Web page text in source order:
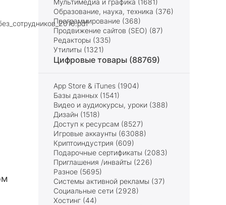
Мультимедиа и графика (1681)
Образование, наука, техника (376)
Программирование (368)
Продвижение сайтов (SEO) (87)
Редакторы (335)
Утилиты (1321)
Цифровые товары (88769)
App Store & iTunes (1904)
Базы данных (1541)
Видео и аудиокурсы, уроки (388)
Дизайн (1518)
Доступ к ресурсам (8527)
Игровые аккаунты (63088)
Криптоиндустрия (609)
Подарочные сертификаты (2083)
Приглашения /инвайты (226)
Разное (5695)
Системы активной рекламы (37)
Социальные сети (2928)
Хостинг (44)